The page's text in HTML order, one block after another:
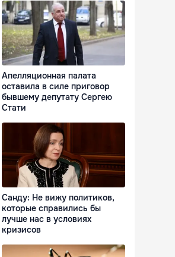
Апелляционная палата
оставила в силе приговор
бывшему депутату Сергею
Стати
Санду: Не вижу политиков,
которые справились бы
лучше нас в условиях
кризисов